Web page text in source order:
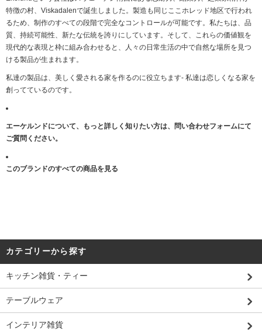
特徴の村、Viskadalenで誕生しました。製造も同じここホレッド地区で行われ
るため、制作のすべての段階で完全なコントロールが可能です。私たちは、品
質、持続可能性、新たな伝統を誇りにしています。そして、これらの価値観を
現代的な表現と枠に組み合わせると、人々の日常生活の中で自然な場所を見つ
ける製品が生まれます。
私達の製品は、美しく愛される家を作るのに役立ちます- 私達は恋しくなる家を
創ってているのです。
エーケルンドについて、もっと詳しく知りたい方は、 問い合わせフォームにて
ご質問ください。
このブランドのすべての商品を見る
カテゴリーから探す
キッチン雑貨・ティー
テーブルウェア
インテリア雑貨